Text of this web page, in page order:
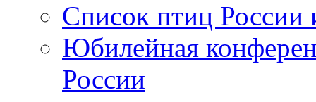
Список птиц России
Юбилейная
России